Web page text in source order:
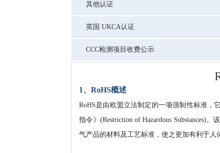
其他认证
英国 UKCA认证
CCC检测项目收费公示
1、RoHS概述
RoHS是由欧盟立法制定的一项强制性标准，
指令》(Restriction of Hazardous Substances)
气产品的材料及工艺标准，使之更加有利于人